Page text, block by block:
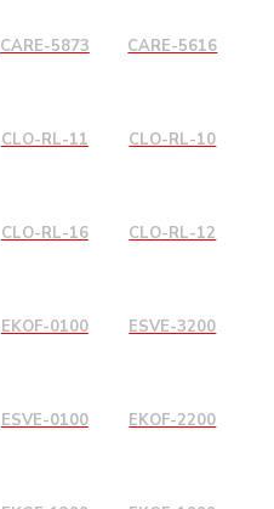
CARE-5873 CARE-5616
CLO-RL-11 CLO-RL-10
CLO-RL-16 CLO-RL-12
EKOF-0100 ESVE-3200
ESVE-0100 EKOF-2200